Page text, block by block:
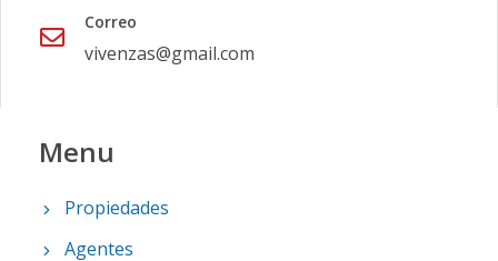
Correo
vivenzas@gmail.com
Menu
Propiedades
Agentes